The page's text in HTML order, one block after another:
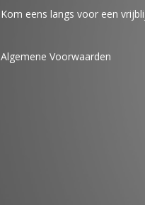
Kom eens langs voor een
Algemene Voorwaarden